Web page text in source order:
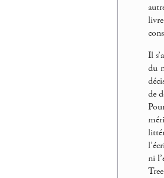
Il
du
de
ni